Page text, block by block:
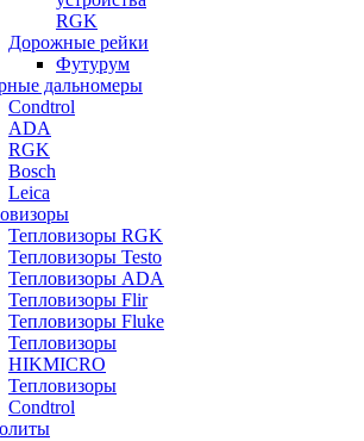
RGK
Дорожные рейки
Футурум
дальномеры
Condtrol
ADA
RGK
Bosch
Leica
Тепловизоры RGK
Тепловизоры Testo
Тепловизоры ADA
Тепловизоры Flir
Тепловизоры Fluke
Тепловизоры
HIKMICRO
Тепловизоры
Condtrol